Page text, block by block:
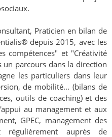
Praticien en bilan de
depuis 2015, avec les
compétences" et "Créativité
parcours dans la direction
les particuliers dans leur
de mobilité... (bilans de
outils de coaching) et des
au management et aux
GPEC, management des
régulièrement auprès de